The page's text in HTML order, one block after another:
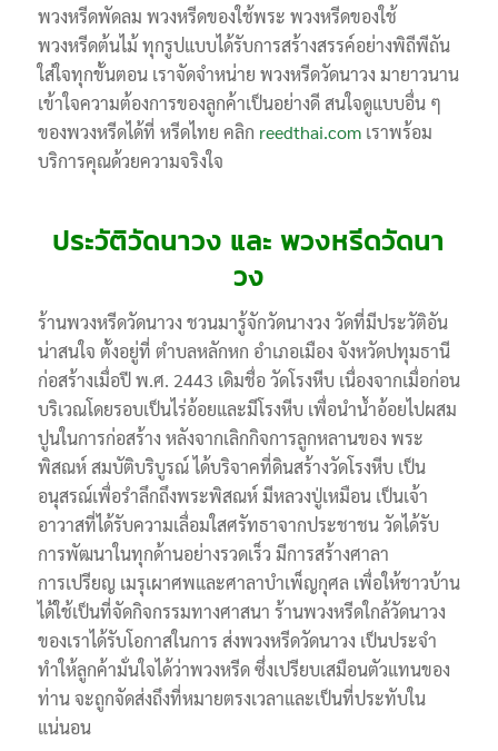
พวงหรีดพัดลม พวงหรีดของใช้พระ พวงหรีดของใช้
พวงหรีดต้นไม้ ทุกรูปแบบได้รับการสร้างสรรค์อย่างพิถีพีถัน
ใส่ใจทุกขั้นตอน เราจัดจำหน่าย พวงหรีดวัดนาวง มายาวนาน
เข้าใจความต้องการของลูกค้าเป็นอย่างดี สนใจดูแบบอื่น ๆ
ของพวงหรีดได้ที่ หรีดไทย คลิก reedthai.comเราพร้อม
บริการคุณด้วยความจริงใจ
ประวัติวัดนาวง และ พวงหรีดวัดนา
วง
ร้านพวงหรีดวัดนาวง ชวนมารู้จักวัดนางวง วัดที่มีประวัติอัน
น่าสนใจ ตั้งอยู่ที่ ตำบลหลักหก อำเภอเมือง จังหวัดปทุมธานี
ก่อสร้างเมื่อปี พ.ศ. 2443 เดิมชื่อ วัดโรงหีบ เนื่องจากเมื่อก่อน
บริเวณโดยรอบเป็นไร่อ้อยและมีโรงหีบ เพื่อนำน้ำอ้อยไปผสม
ปูนในการก่อสร้าง หลังจากเลิกกิจการลูกหลานของ พระ
พิสณห์ สมบัติบริบูรณ์ ได้บริจาคที่ดินสร้างวัดโรงหีบ เป็น
อนุสรณ์เพื่อรำลึกถึงพระพิสณห์ มีหลวงปู่เหมือน เป็นเจ้า
อาวาสที่ได้รับความเลื่อมใสศรัทธาจากประชาชน วัดได้รับ
การพัฒนาในทุกด้านอย่างรวดเร็ว มีการสร้างศาลา
การเปรียญ เมรุเผาศพและศาลาบำเพ็ญกุศล เพื่อให้ชาวบ้าน
ได้ใช้เป็นที่จัดกิจกรรมทางศาสนา ร้านพวงหรีดใกล้วัดนาวง
ของเราได้รับโอกาสในการ ส่งพวงหรีดวัดนาวง เป็นประจำ
ทำให้ลูกค้ามั่นใจได้ว่าพวงหรีด ซึ่งเปรียบเสมือนตัวแทนของ
ท่าน จะถูกจัดส่งถึงที่หมายตรงเวลาและเป็นที่ประทับใน
แน่นอน